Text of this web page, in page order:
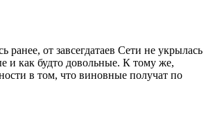
от завсегдатаев Сети не укрылась
и как будто довольные. К тому же,
в том, что виновные получат по